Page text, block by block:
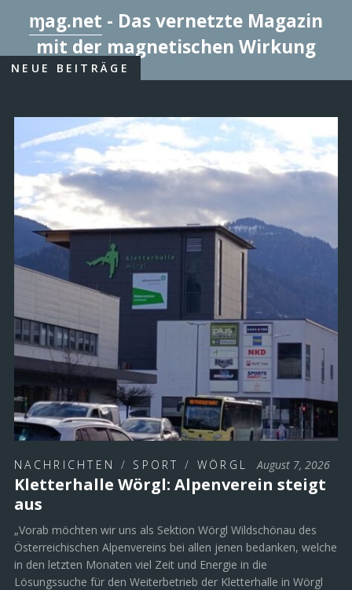
ɱag.net - Das vernetzte Magazin
mit der magnetischen Wirkung
NEUE BEITRÄGE
NACHRICHTEN / SPORT / WÖRGL August 7, 2026
Kletterhalle Wörgl: Alpenverein steigt
aus
„Vorab möchten wir uns als Sektion Wörgl Wildschönau des
Österreichischen Alpenvereins bei allen jenen bedanken, welche
in den letzten Monaten viel Zeit und Energie in die
Lösungssuche für den Weiterbetrieb der Kletterhalle in Wörgl